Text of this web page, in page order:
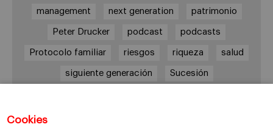
Cookies
management next generation patrimonio
Peter Drucker podcast podcasts
Protocolo familiar riesgos riqueza salud
siguiente generación Sucesión